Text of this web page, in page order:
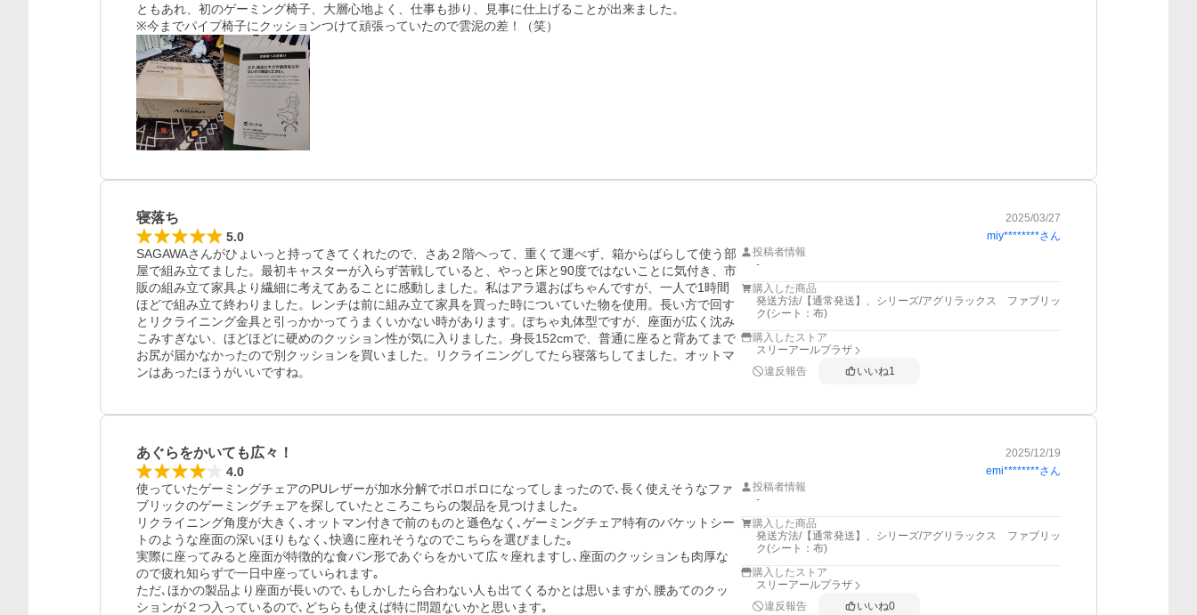
ともあれ、初のゲーミング椅子、大層心地よく、仕事も捗り、見事に仕上げることが出来ました。
※今までパイプ椅子にクッションつけて頑張っていたので雲泥の差！（笑）
寝落ち 2025/03/27
5.0 miy********さん
SAGAWAさんがひょいっと持ってきてくれたので、さあ２階へって、重くて運べず、箱からばらして使う部
屋で組み立てました。最初キャスターが入らず苦戦していると、やっと床と90度ではないことに気付き、市
販の組み立て家具より繊細に考えてあることに感動しました。私はアラ還おばちゃんですが、一人で1時間
ほどで組み立て終わりました。レンチは前に組み立て家具を買った時についていた物を使用。長い方で回す
とリクライニング金具と引っかかってうまくいかない時があります。ぽちゃ丸体型ですが、座面が広く沈み
こみすぎない、ほどほどに硬めのクッション性が気に入りました。身長152cmで、普通に座ると背あてまで
お尻が届かなかったので別クッションを買いました。リクライニングしてたら寝落ちしてました。オットマ
投稿者情報
-
購入した商品
発送方法/【通常発送】、シリーズ/アグリラックス ファブリッ
ク(シート：布)
購入したストア
スリーアールプラザ
違反報告
いいね1
あぐらをかいても広々！ 2025/12/19
4.0 emi********さん
使っていたゲーミングチェアのPUレザーが加水分解でボロボロになってしまったので､長く使えそうなファ
ブリックのゲーミングチェアを探していたところこちらの製品を見つけました｡
リクライニング角度が大きく､オットマン付きで前のものと遜色なく､ゲーミングチェア特有のバケットシー
トのような座面の深いほりもなく､快適に座れそうなのでこちらを選びました｡
実際に座ってみると座面が特徴的な食パン形であぐらをかいて広々座れますし､座面のクッションも肉厚な
ので疲れ知らずで一日中座っていられます｡
ただ､ほかの製品より座面が長いので､もしかしたら合わない人も出てくるかとは思いますが､腰あてのクッ
ションが２つ入っているので､どちらも使えば特に問題ないかと思います｡
投稿者情報
-
購入した商品
発送方法/【通常発送】、シリーズ/アグリラックス ファブリッ
ク(シート：布)
購入したストア
スリーアールプラザ
違反報告
いいね0